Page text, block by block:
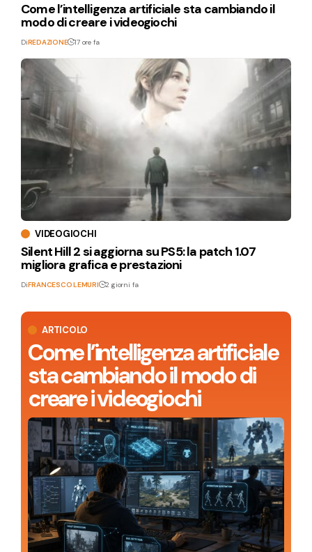
ARTICOLO
Come l’intelligenza artificiale
sta cambiando il modo di
creare i videogiochi
Come l’intelligenza artificiale sta cambiando il
modo di creare i videogiochi
DiREDAZIONE 17 ore fa
VIDEOGIOCHI
Silent Hill 2 si aggiorna su PS5: la patch 1.07
migliora grafica e prestazioni
DiFRANCESCO LEMURI 2 giorni fa